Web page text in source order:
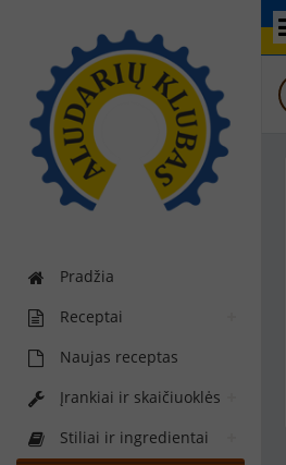
Pradžia
Receptai
Naujas receptas
Įrankiai ir skaičiuoklės
Stiliai ir ingredientai